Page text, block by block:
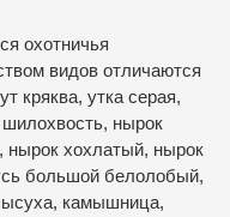
охотничья
видов отличаются
кряква, утка серая,
шилохвость, нырок
нырок хохлатый, нырок
большой белолобый,
камышница,